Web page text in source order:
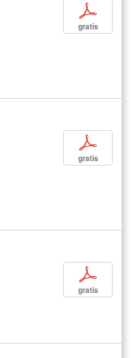
p
gratis
p
gratis
p
gratis